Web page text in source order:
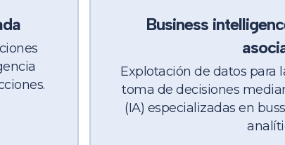
Business
Explotación de datos para
toma de decisiones
(IA) especializadas en